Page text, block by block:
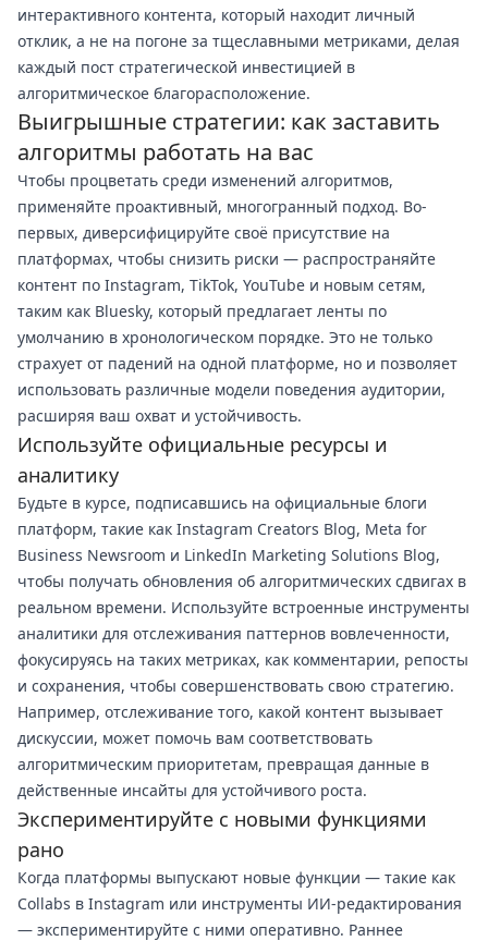
интерактивного контента, который находит личный
отклик, а не на погоне за тщеславными метриками, делая
каждый пост стратегической инвестицией в
алгоритмическое благорасположение.
Выигрышные стратегии: как заставить
алгоритмы работать на вас
Чтобы процветать среди изменений алгоритмов,
применяйте проактивный, многогранный подход. Во-
первых, диверсифицируйте своё присутствие на
платформах, чтобы снизить риски — распространяйте
контент по Instagram, TikTok, YouTube и новым сетям,
таким как Bluesky, который предлагает ленты по
умолчанию в хронологическом порядке. Это не только
страхует от падений на одной платформе, но и позволяет
использовать различные модели поведения аудитории,
расширяя ваш охват и устойчивость.
Используйте официальные ресурсы и
аналитику
Будьте в курсе, подписавшись на официальные блоги
платформ, такие как Instagram Creators Blog, Meta for
Business Newsroom и LinkedIn Marketing Solutions Blog,
чтобы получать обновления об алгоритмических сдвигах в
реальном времени. Используйте встроенные инструменты
аналитики для отслеживания паттернов вовлеченности,
фокусируясь на таких метриках, как комментарии, репосты
и сохранения, чтобы совершенствовать свою стратегию.
Например, отслеживание того, какой контент вызывает
дискуссии, может помочь вам соответствовать
алгоритмическим приоритетам, превращая данные в
действенные инсайты для устойчивого роста.
Экспериментируйте с новыми функциями
рано
Когда платформы выпускают новые функции — такие как
Collabs в Instagram или инструменты ИИ-редактирования
— экспериментируйте с ними оперативно. Раннее